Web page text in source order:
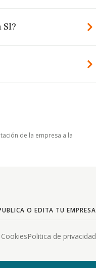
Sl?
de la empresa a la
O EDITA TU EMPRESA
Politica de privacidad